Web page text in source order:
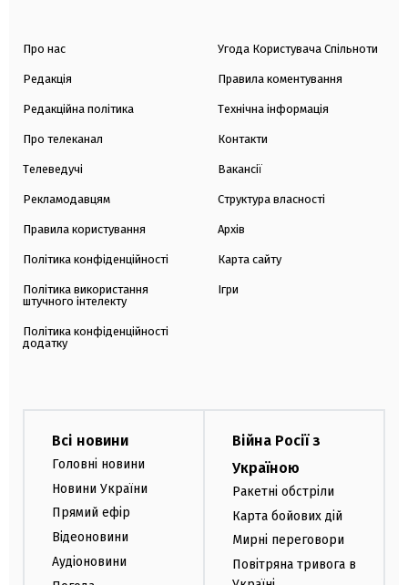
Про нас
Редакція
Редакційна політика
Про телеканал
Телеведучі
Рекламодавцям
Правила користування
Політика конфіденційності
Політика використання
штучного інтелекту
Політика конфіденційності
додатку
Угода Користувача Спільноти
Правила коментування
Технічна інформація
Контакти
Вакансії
Структура власності
Архів
Карта сайту
Ігри
Всі новини
Головні новини
Новини України
Прямий ефір
Відеоновини
Аудіоновини
Війна Росії з
Україною
Ракетні обстріли
Карта бойових дій
Мирні переговори
Повітряна тривога в